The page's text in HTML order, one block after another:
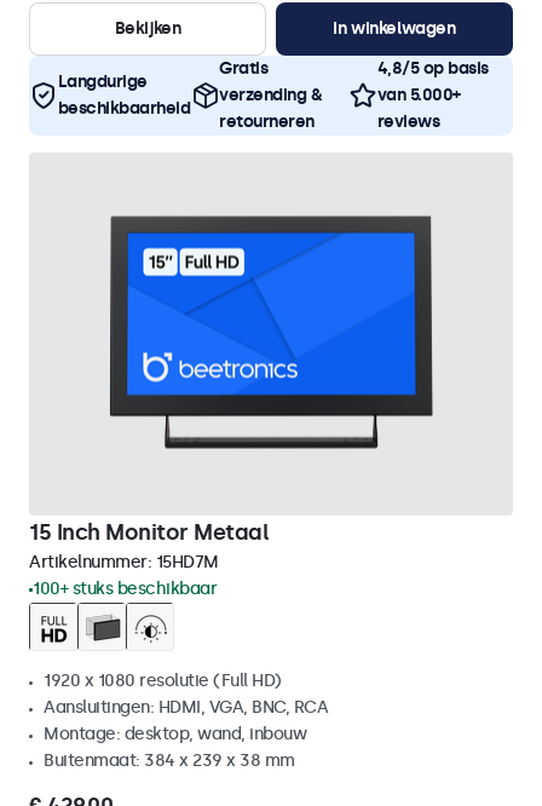
Bekijken
In winkelwagen
Langdurige
beschikbaarheid
Gratis
verzending &
retourneren
4,8/5 op basis
van 5.000+
reviews
15 Inch Monitor Metaal
Artikelnummer: 15HD7M
100+ stuks beschikbaar
1920 x 1080 resolutie (Full HD)
Aansluitingen: HDMI, VGA, BNC, RCA
Montage: desktop, wand, inbouw
Buitenmaat: 384 x 239 x 38 mm